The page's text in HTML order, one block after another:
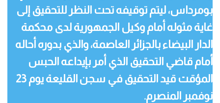
بومرداس، ليتم توقيفه تحت النظر للتحقيق إلى
غاية مثوله أمام وكيل الجمهورية لدى محكمة
الدار البيضاء بالجزائر العاصمة، والذي بدوره أحاله
أمام قاضي التحقيق الذي أمر بإيداعه الحبس
المؤقت قيد التحقيق في سجن القليعة يوم 23
نوفمبر المنصرم.